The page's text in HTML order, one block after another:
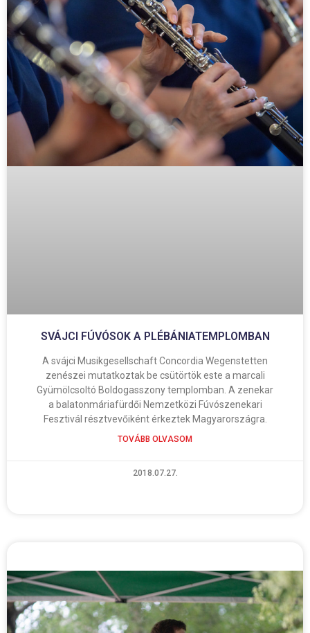
SVÁJCI FÚVÓSOK A PLÉBÁNIATEMPLOMBAN
A svájci Musikgesellschaft Concordia Wegenstetten
zenészei mutatkoztak be csütörtök este a marcali
Gyümölcsoltó Boldogasszony templomban. A zenekar
a balatonmáriafürdői Nemzetközi Fúvószenekari
Fesztivál résztvevőiként érkeztek Magyarországra.
TOVÁBB OLVASOM
2018.07.27.